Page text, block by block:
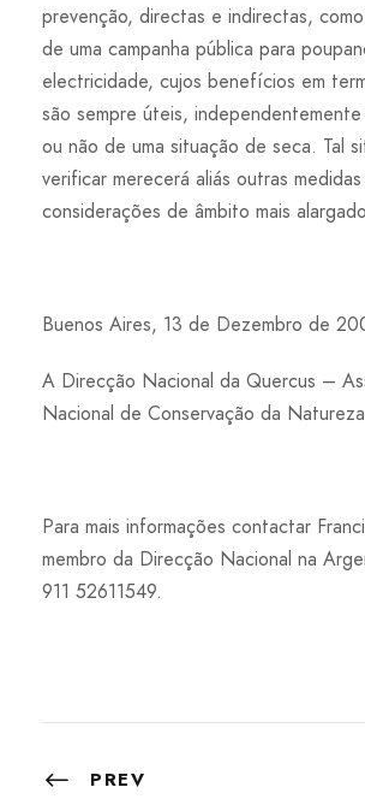
prevenção, directas e indirectas,
de uma campanha pública para
electricidade, cujos benefícios em
são sempre úteis,
ou não de uma situação de seca. Tal
verificar merecerá aliás outras
considerações de âmbito mais
Buenos Aires, 13 de Dezembro de
A Direcção Nacional da Quercus –
Nacional de Conservação da Natureza
Para mais informações contactar
membro da Direcção Nacional na
911 52611549.
PREV